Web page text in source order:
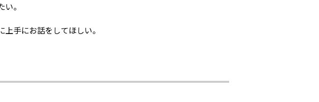
。
手にお話をしてほしい。